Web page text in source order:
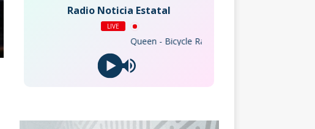
Radio Noticia Estatal
LIVE
Queen - Bicycle Race (Remastered 2011)